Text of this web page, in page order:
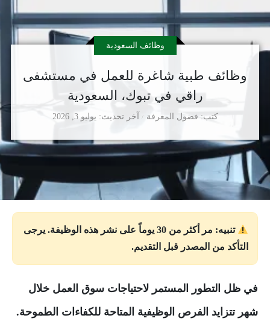
وظائف طبية شاغرة للعمل في مستشفى
راقي في تبوك، السعودية
كتب فضول المعرفة
وظائف السعودية
آخر تحديث يوليو 3, 2026
تنبيه: مر أكثر من 30 يوماً على نشر هذه الوظيفة. يرجى
التأكد من المصدر قبل التقديم.
في ظل التطور المستمر لاحتياجات سوق العمل خلال
شهر تتزايد الفرص الوظيفية المتاحة للكفاءات الطموحة.